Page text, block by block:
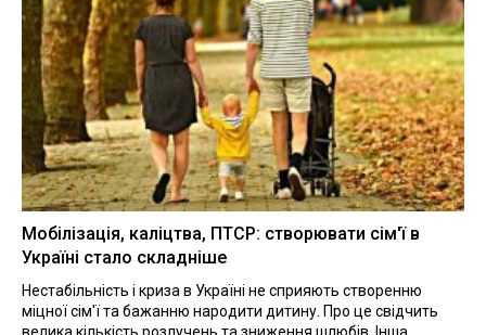
Мобілізація, каліцтва, ПТСР: створювати сім'ї в
Україні стало складніше
Нестабільність і криза в Україні не сприяють створенню
міцної сім'ї та бажанню народити дитину. Про це свідчить